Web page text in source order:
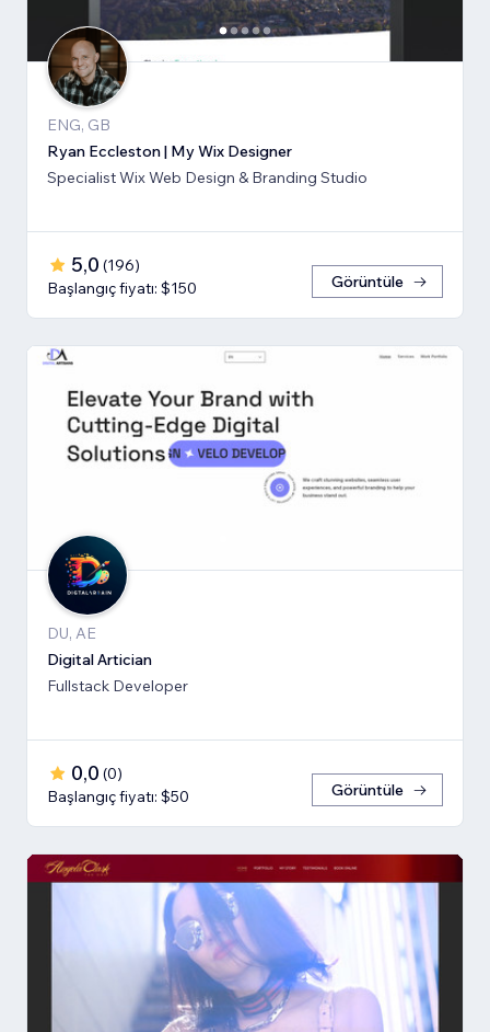
ENG, GB
Ryan Eccleston | My Wix Designer
Specialist Wix Web Design & Branding Studio
5,0 (196)
Başlangıç fiyatı: $150
Görüntüle
DU, AE
Digital Artician
Fullstack Developer
0,0 (0)
Başlangıç fiyatı: $50
Görüntüle